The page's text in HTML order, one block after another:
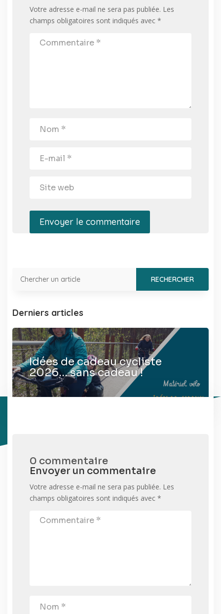
Votre adresse e-mail ne sera pas publiée. Les
champs obligatoires sont indiqués avec *
Envoyer le commentaire
Derniers articles
Idées de cadeau cycliste
2026… sans cadeau !
0 commentaire
Envoyer un commentaire
Votre adresse e-mail ne sera pas publiée. Les
champs obligatoires sont indiqués avec *